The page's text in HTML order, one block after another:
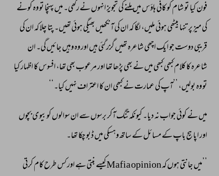
فون کیا تو شام کو کافی ہاؤس میں ملنے کی تجویز انہوں نے رکھی۔ میں پہنچا تو وہ کونے
کی میز پر تنہا بیٹھی ہوئی ملیں، لگا کہ ان کی آنکھیں بھیگی ہوئی تھیں۔ پتا چلا کہ ان کی
قریبی دوست جو ایک اچھی شاعرہ تھیں گزر گئی ہیں اور وہ وہیں جائیں گی۔ ان
شاعرہ کا کلام کبھی کبھی میں نے بھی پڑھا تھا اور مرعوب بھی تھا، افسوس کا اظہار کیا
تو وہ بولیں، ’’آپ کی عمارت نے کبھی ان کا اعتراف نہیں کیا۔‘‘
میں نے کوئی جواب نہ دیا۔ کیونکہ تنگ آکر برسوں سے ان سوالوں کو بیوی بچوں
اور اپاہج باپ کے مسائل کے ساتھ وہسکی میں ڈبو چکا تھا۔
’’میں جانتی ہوں کہ opinion
Mafia کیسے بنتی ہے اور کس طرح کام کرتی